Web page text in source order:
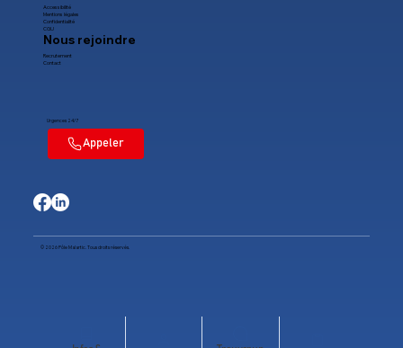
Accessibilité
Mentions légales
Confidentialité
CGU
Nous rejoindre
Recrutement
Contact
Urgences 24/7
© 2026 Pôle Malartic. Tous droits réservés.